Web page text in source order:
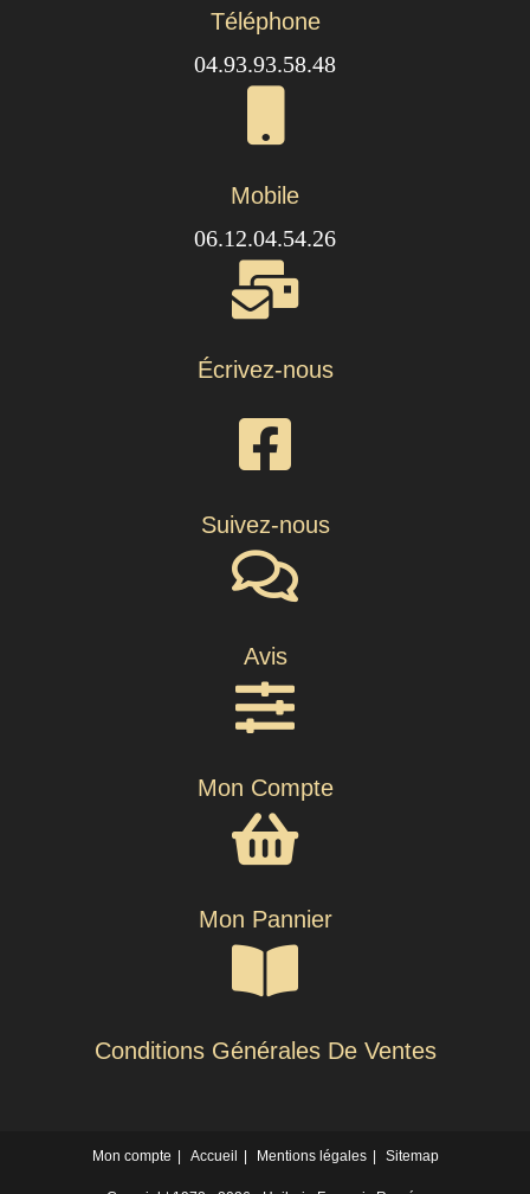
Téléphone
04.93.93.58.48
Mobile
06.12.04.54.26
Écrivez-nous
Suivez-nous
Avis
Mon Compte
Mon Pannier
Conditions Générales De Ventes
Mon compte Accueil Mentions légales Sitemap